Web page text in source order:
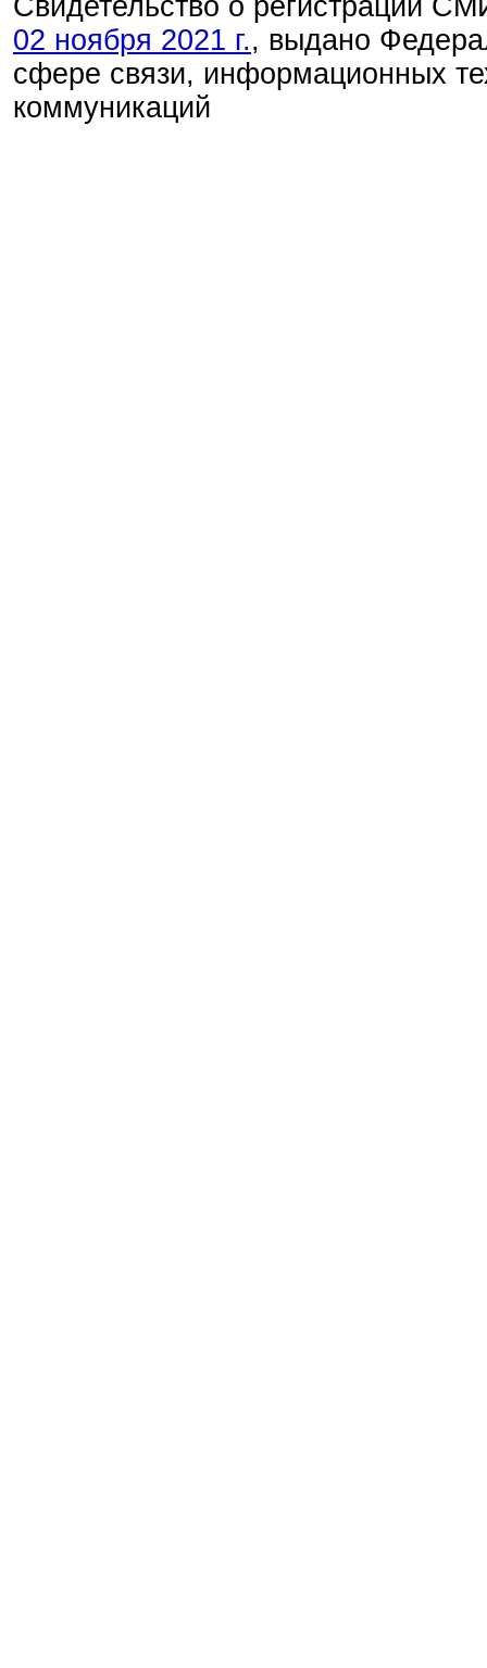
02 ноября 2021 г., выдано
сфере связи, информационных
коммуникаций